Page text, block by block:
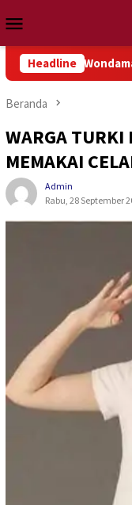
ke
kontenMobile
Headline
Wondama
Beranda
WARGA TURKI
MEMAKAI
Admin
Rabu, 28 September